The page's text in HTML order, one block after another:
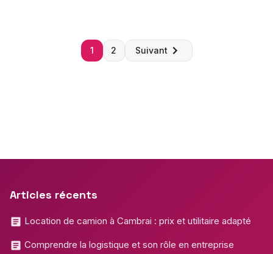
Pagination
des
1 2 Suivant
Articles récents
Location de camion à Cambrai : prix et utilitaire adapté
Comprendre la logistique et son rôle en entreprise